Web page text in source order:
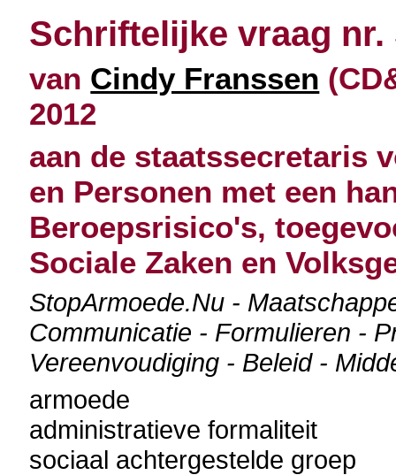
Schriftelijke vraag nr.
van Cindy Franssen
2012
aan de staatssecretaris
en Personen met een
Beroepsrisico's,
Sociale Zaken en
StopArmoede.Nu -
Communicatie - Formulieren -
Vereenvoudiging - Beleid -
armoede
administratieve formaliteit
sociaal achtergestelde groep